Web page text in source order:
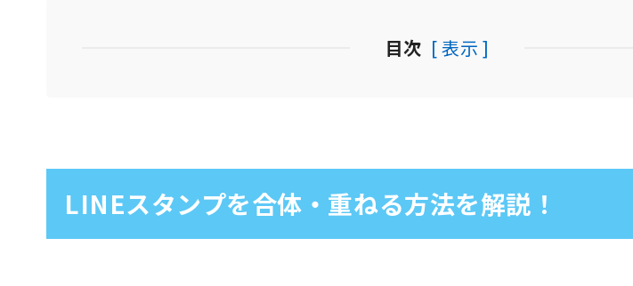
目次 [ 表示 ]
LINEスタンプを合体・重ねる方法を解説！